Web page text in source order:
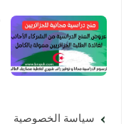
سياسة الخصوصية